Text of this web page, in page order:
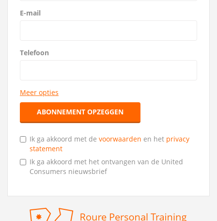
E-mail
Telefoon
Meer opties
ABONNEMENT OPZEGGEN
Ik ga akkoord met de voorwaarden en het privacy
statement
Ik ga akkoord met het ontvangen van de United
Consumers nieuwsbrief